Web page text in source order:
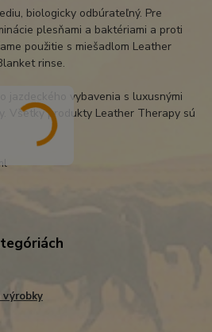
biologicky odbúrateľný. Pre
plesňami a baktériami a proti
použitie s miešadlom Leather
rinse.
jazdeckého vybavenia s luxusnými
Všetky produkty Leather Therapy sú